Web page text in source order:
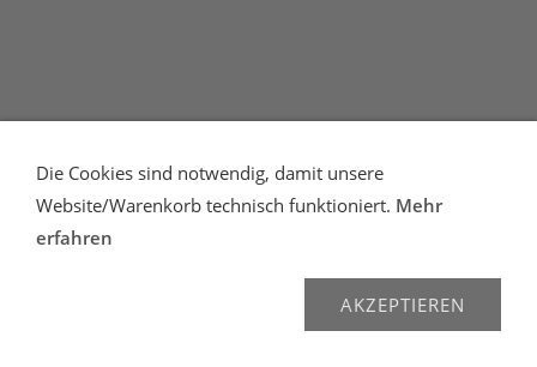
Die Cookies sind notwendig, damit unsere
Website/Warenkorb technisch funktioniert. Mehr
erfahren
AKZEPTIEREN